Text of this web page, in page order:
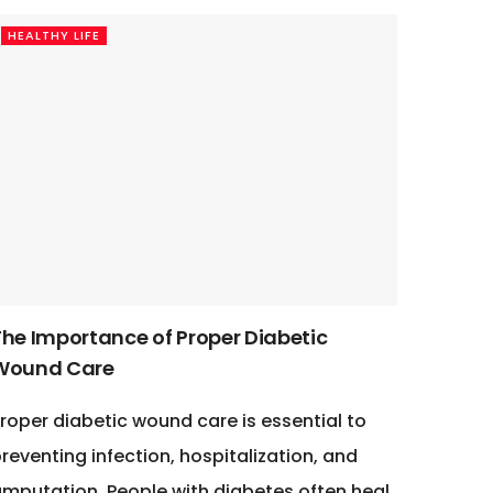
HEALTHY LIFE
Importance of Proper Diabetic
Care
diabetic wound care is essential to
infection, hospitalization, and